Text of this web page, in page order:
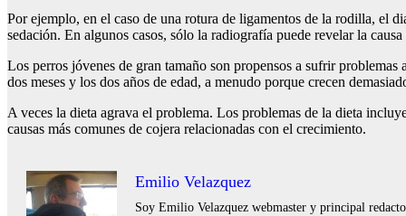
Por ejemplo, en el caso de una rotura de ligamentos de la rodilla, el
sedación. En algunos casos, sólo la radiografía puede revelar la causa
Los perros jóvenes de gran tamaño son propensos a sufrir
dos meses y los dos años de edad, a menudo porque crecen
A veces la dieta agrava el problema. Los problemas de la dieta
causas más comunes de cojera relacionadas con el crecimiento.
Emilio Velazquez
Soy Emilio Velazquez webmaster y principal